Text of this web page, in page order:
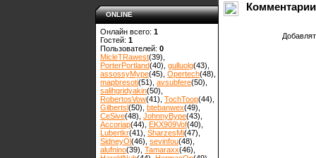
ONLINE
Онлайн всего: 1
Гостей: 1
Пользователей: 0
MicleTRawest(39)
PorterPortland(40) gulluolg(43)
assossyMype(45) Opertech(48)
mapbresoti(51) avsubfere(50)
salihgridyakin(50)
RobertosVow(41) TochToop(44)
Gilbertsl(50) btebanwex(49)
CeSive(48) JohnnyBype(43)
Accoriap(44) EKX909Vof(40)
Lubertkr(41) SharzesMi(47)
SidneyOl(46) sevinfou(48)
alufnino(39) Tamaraxx(46)
Комментарии